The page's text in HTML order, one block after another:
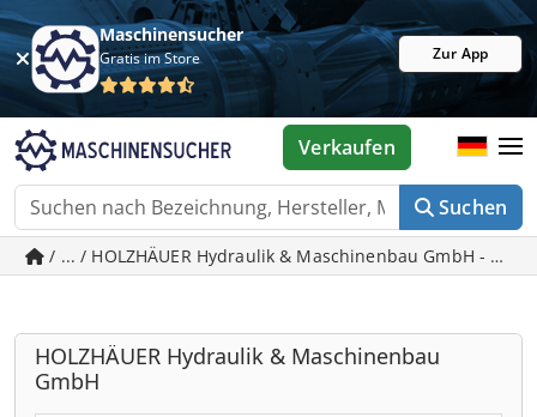
Maschinensucher
Gratis im Store Zur App
Suchen
Verkaufen
/ ... / HOLZHÄUER Hydraulik & Maschinenbau GmbH -
HOLZHÄUER Hydraulik & Maschinenbau
GmbH